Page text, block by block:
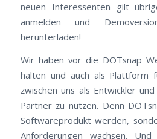
neuen Interessenten gilt
anmelden und
herunterladen!
Wir haben vor die DOTsnap
halten und auch als Plattform
zwischen uns als Entwickler
Partner zu nutzen. Denn
Softwareprodukt werden,
Anforderungen wachsen.